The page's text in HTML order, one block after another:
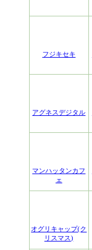
フジキセキ
アグネスデジタル
マンハッタンカフ
ェ
オグリキャップ(ク
リスマス)